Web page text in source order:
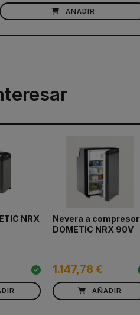
AÑADIR
NRX
Nevera a compresor
DOMETIC NRX 90V
1.147,78 €
AÑADIR